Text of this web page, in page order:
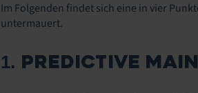
Im Folgenden findet sich eine in vier
untermauert.
1. PREDICTIVE